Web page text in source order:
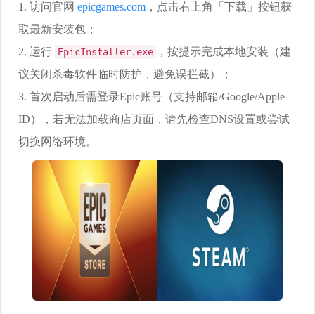
1. 访问官网 epicgames.com ，点击右上角「下载」按钮获
取最新安装包；
2. 运行 EpicInstaller.exe
，按提示完成本地安装（建
议关闭杀毒软件临时防护，避免误拦截）；
3. 首次启动后需登录Epic账号（支持邮箱/Google/Apple
ID），若无法加载商店页面，请先检查DNS设置或尝试
切换网络环境。